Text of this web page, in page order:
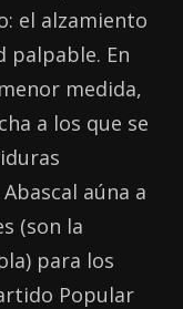
el alzamiento
palpable. En
medida,
a los que se
aúna a
(son la
para los
Popular